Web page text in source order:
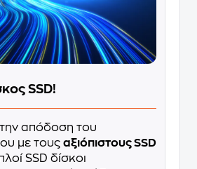
SSD!
απόδοση του
με τους αξιόπιστους SSD
SSD δίσκοι